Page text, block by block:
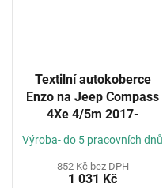
Textilní autokoberce
Enzo na Jeep Compass
4Xe 4/5m 2017-
Výroba- do 5 pracovních dnů
852 Kč bez DPH
1 031 Kč